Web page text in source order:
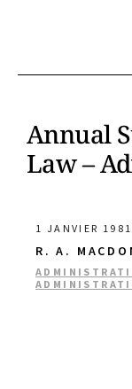
Annual
Law –
1 JANVIER 1981
R. A.